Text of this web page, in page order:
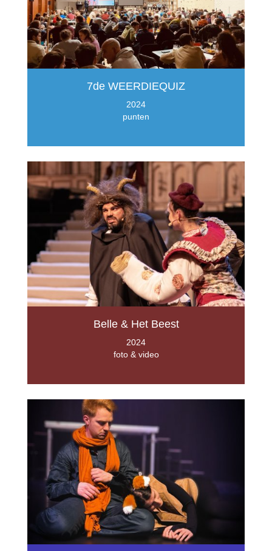
7de WEERDIEQUIZ
2024
punten
Belle & Het Beest
2024
foto & video